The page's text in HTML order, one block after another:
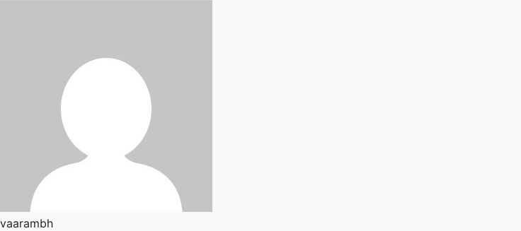
vaarambh